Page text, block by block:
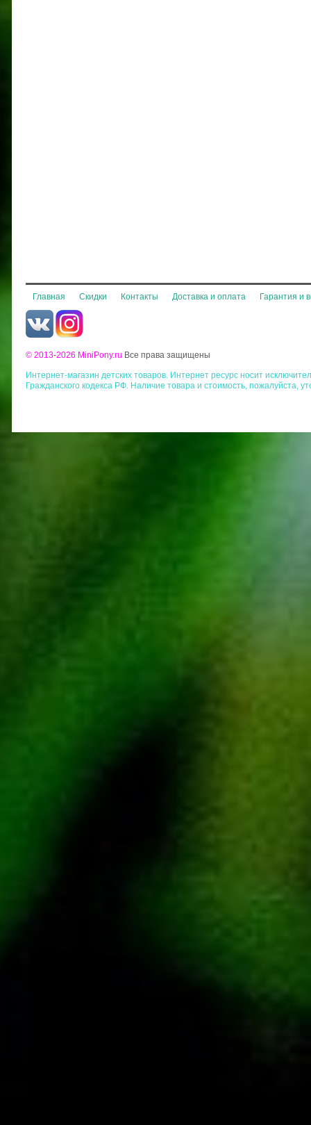
Главная Скидки Контакты Доставка и оплата Гарантия и
© 2013-2026 MiniPony.ru Все права защищены
Интернет-магазин детских товаров. Интернет ресурс носит
Гражданского кодекса РФ. Наличие товара и стоимость, пожалуйста,